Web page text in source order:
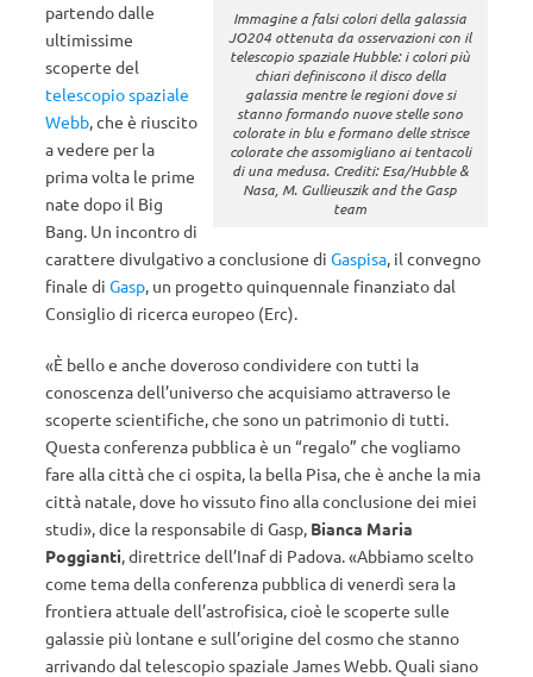
Immagine a falsi colori della galassia
JO204 ottenuta da osservazioni con il
telescopio spaziale Hubble: i colori più
chiari definiscono il disco della
galassia mentre le regioni dove si
stanno formando nuove stelle sono
colorate in blu e formano delle strisce
colorate che assomigliano ai tentacoli
di una medusa. Crediti: Esa/Hubble &
Nasa, M. Gullieuszik and the Gasp
team
partendo dalle
ultimissime
scoperte del
telescopio spaziale
Webb, che è riuscito
a vedere per la
prima volta le prime
nate dopo il Big
Bang. Un incontro di
carattere divulgativo a conclusione di Gaspisa, il convegno
finale di Gasp, un progetto quinquennale finanziato dal
Consiglio di ricerca europeo (Erc).
«È bello e anche doveroso condividere con tutti la
conoscenza dell’universo che acquisiamo attraverso le
scoperte scientifiche, che sono un patrimonio di tutti.
Questa conferenza pubblica è un “regalo” che vogliamo
fare alla città che ci ospita, la bella Pisa, che è anche la mia
città natale, dove ho vissuto fino alla conclusione dei miei
studi», dice la responsabile di Gasp, Bianca Maria
Poggianti, direttrice dell’Inaf di Padova. «Abbiamo scelto
come tema della conferenza pubblica di venerdì sera la
frontiera attuale dell’astrofisica, cioè le scoperte sulle
galassie più lontane e sull’origine del cosmo che stanno
arrivando dal telescopio spaziale James Webb. Quali siano